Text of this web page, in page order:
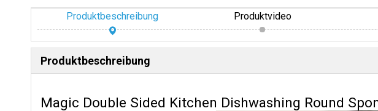
Produktbeschreibung Produktvideo
Produktbeschreibung
Magic Double Sided Kitchen Dishwashing Round